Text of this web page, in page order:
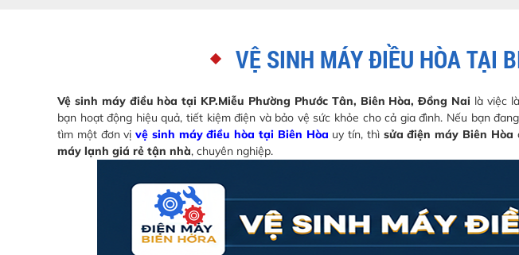
VỆ SINH MÁY ĐIỀU HÒA TẠI
Vệ sinh máy điều hòa tại KP.Miễu Phường Phước Tân, Biên Hòa, Đồng Nai là việc
bạn hoạt động hiệu quả, tiết kiệm điện và bảo vệ sức khỏe cho cả gia đình. Nếu bạn
tìm một đơn vịvệ sinh máy điều hòa tại Biên Hòa uy tín, thì sửa điện máy Biên Hòa
máy lạnh giá rẻ tận nhà, chuyên nghiệp.